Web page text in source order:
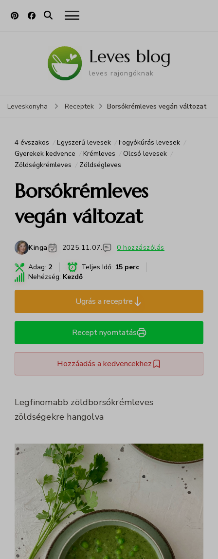
Leves blog
leves rajongóknak
Leveskonyha Receptek Borsókrémleves vegán változat
4 évszakos Egyszerű levesek
Fogyókúrás levesek
Gyerekek kedvence
Krémleves
Olcsó levesek
Zöldségkrémleves
Zöldségleves
Borsókrémleves
vegán változat
Kinga 2025.11.07. 0 hozzászólás
Adag: 2 Teljes Idő: 15 perc
Nehézség: Kezdő
Ugrás a receptre
Recept nyomtatás
Hozzáadás a kedvencekhez
Legfinomabb zöldborsókrémleves
zöldségekre hangolva